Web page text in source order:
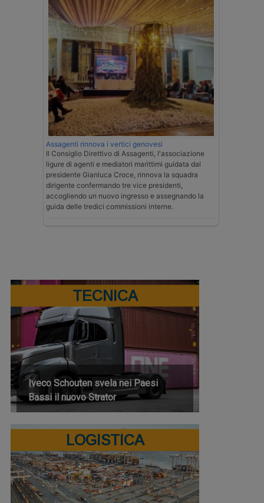
Assagenti rinnova i vertici genovesi
Il Consiglio Direttivo di Assagenti, l'associazione
ligure di agenti e mediatori marittimi guidata dal
presidente Gianluca Croce, rinnova la squadra
dirigente confermando tre vice presidenti,
accogliendo un nuovo ingresso e assegnando la
guida delle tredici commissioni interne.
TECNICA
Iveco Schouten svela nei Paesi
Bassi il nuovo Strator
LOGISTICA